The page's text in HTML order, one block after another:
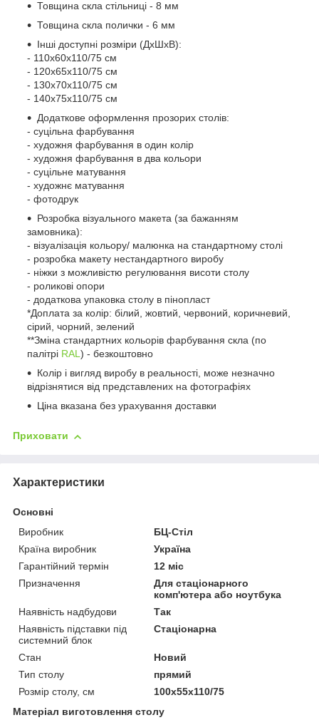
Товщина скла стільниці - 8 мм
Товщина скла полички - 6 мм
Інші доступні розміри (ДхШхВ):
- 110х60х110/75 см
- 120х65х110/75 см
- 130х70х110/75 см
- 140х75х110/75 см
Додаткове оформлення прозорих столів:
- суцільна фарбування
- художня фарбування в один колір
- художня фарбування в два кольори
- суцільне матування
- художнє матування
- фотодрук
Розробка візуального макета (за бажанням
замовника):
- візуалізація кольору/ малюнка на стандартному столі
- розробка макету нестандартного виробу
- ніжки з можливістю регулювання висоти столу
- роликові опори
- додаткова упаковка столу в пінопласт
*Доплата за колір: білий, жовтий, червоний, коричневий,
сірий, чорний, зелений
**Зміна стандартних кольорів фарбування скла (по
палітрі RAL) - безкоштовно
Колір і вигляд виробу в реальності, може незначно
відрізнятися від представлених на фотографіях
Ціна вказана без урахування доставки
Приховати
Характеристики
Основні
Виробник
БЦ-Стіл
Країна виробник
Україна
Гарантійний термін
12 міс
Призначення
Для стаціонарного
комп'ютера або ноутбука
Наявність надбудови
Так
Наявність підставки під
системний блок
Стаціонарна
Стан
Новий
Тип столу
прямий
Розмір столу, см
100х55х110/75
Матеріал виготовлення столу